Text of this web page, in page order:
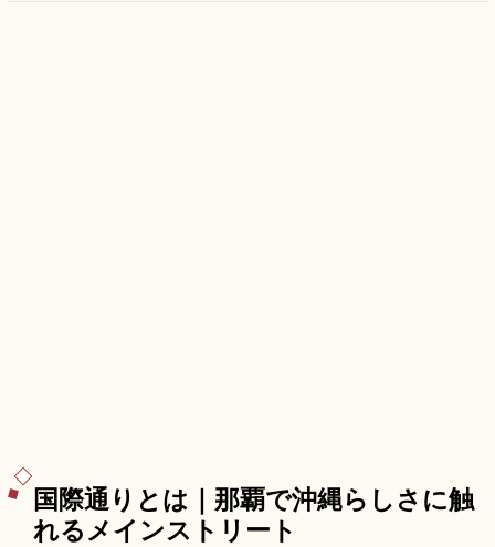
国際通りとは｜那覇で沖縄らしさに触
れるメインストリート